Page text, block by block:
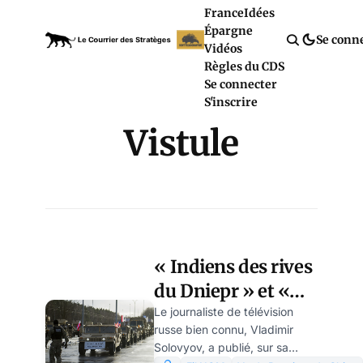
FranceIdées
Épargne
Vidéos
Règles du CDS
Se connecter
S'inscrire
Se
Vistule
« Indiens des rives
du Dniepr » et «
Indiens de la
Vistule », par
Le journaliste de télévision
russe bien connu, Vladimir
Solovyov, a publié, sur sa